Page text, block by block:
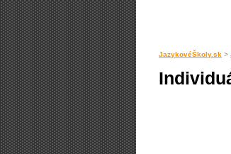
JazykovéŠkoly.sk >